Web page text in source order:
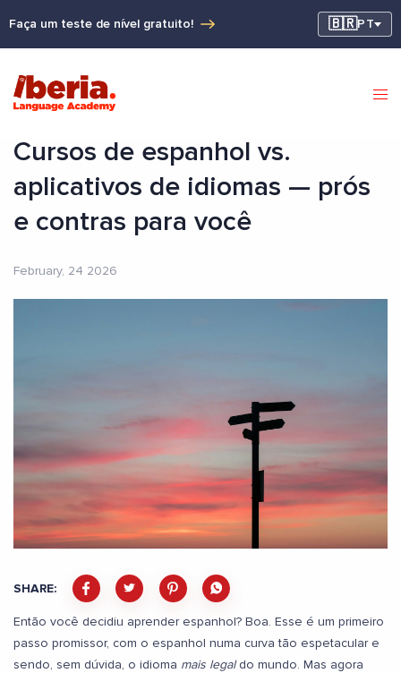
Faça um teste de nível gratuito! 🇧🇷PT
Cursos de espanhol vs.
aplicativos de idiomas — prós
e contras para você
February, 24 2026
SHARE:
Então você decidiu aprender espanhol? Boa. Esse é um primeiro
passo promissor, com o espanhol numa curva tão espetacular e
sendo, sem dúvida, o idioma mais legaldo mundo. Mas agora